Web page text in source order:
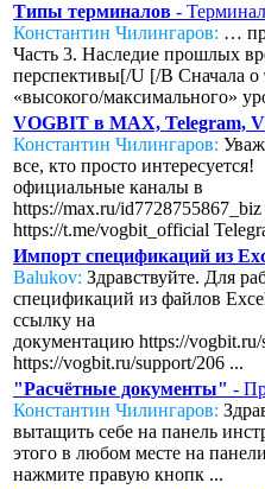
Типы терминалов -
Константин Чилингаров: …
Часть 3. Наследие прошлых
перспективы[/U [/B Сначала о
«высокого/максимального»
VOGBIT в MAX, Telegram,
Константин Чилингаров:
все, кто просто
официальные каналы в
https://max.ru/
https://t.me/vogbit_official
Импорт спецификаций из
Balukov: Здравствуйте. Для
спецификаций из файлов
ссылку на
документацию https://vogbit.ru/
https://vogbit.ru/support/206 ...
"Расчётные документы" -
Константин Чилингаров:
вытащить себе на панель
этого в любом месте на
нажмите правую кнопк ...